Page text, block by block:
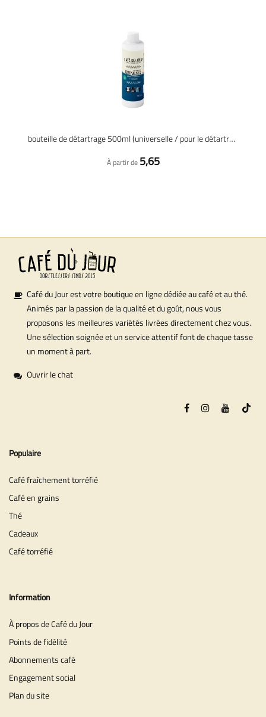
bouteille de détartrage 500ml (universelle / pour le détartrage 4x)
À partir de 5,65
Café du Jour est votre boutique en ligne dédiée au café et au thé.
Animés par la passion de la qualité et du goût, nous vous
proposons les meilleures variétés livrées directement chez vous.
Une sélection soignée et un service attentif font de chaque tasse
un moment à part.
Ouvrir le chat
Populaire
Café fraîchement torréfié
Café en grains
Thé
Cadeaux
Café torréfié
Information
À propos de Café du Jour
Points de fidélité
Abonnements café
Engagement social
Plan du site